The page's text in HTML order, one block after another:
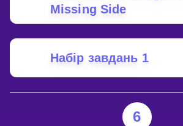
Missing Side
Набір завдань 1
6